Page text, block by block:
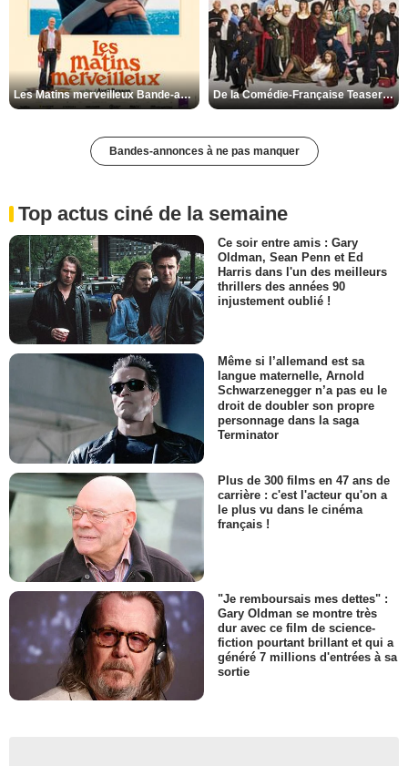
Les Matins merveilleux Bande-annonce VF De la Comédie-Française Teaser VF
Bandes-annonces à ne pas manquer
Top actus ciné de la semaine
Ce soir entre amis : Gary
Oldman, Sean Penn et Ed
Harris dans l'un des meilleurs
thrillers des années 90
injustement oublié !
Même si l’allemand est sa
langue maternelle, Arnold
Schwarzenegger n’a pas eu le
droit de doubler son propre
personnage dans la saga
Terminator
Plus de 300 films en 47 ans de
carrière : c'est l'acteur qu'on a
le plus vu dans le cinéma
français !
"Je remboursais mes dettes" :
Gary Oldman se montre très
dur avec ce film de science-
fiction pourtant brillant et qui a
généré 7 millions d'entrées à sa
sortie